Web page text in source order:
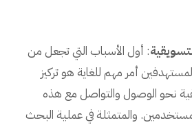
: أول الأسباب التي تجعل من
أمر مهم للغاية هو تركيز
نحو الوصول والتواصل مع هذه
والمتمثلة في عملية البحث